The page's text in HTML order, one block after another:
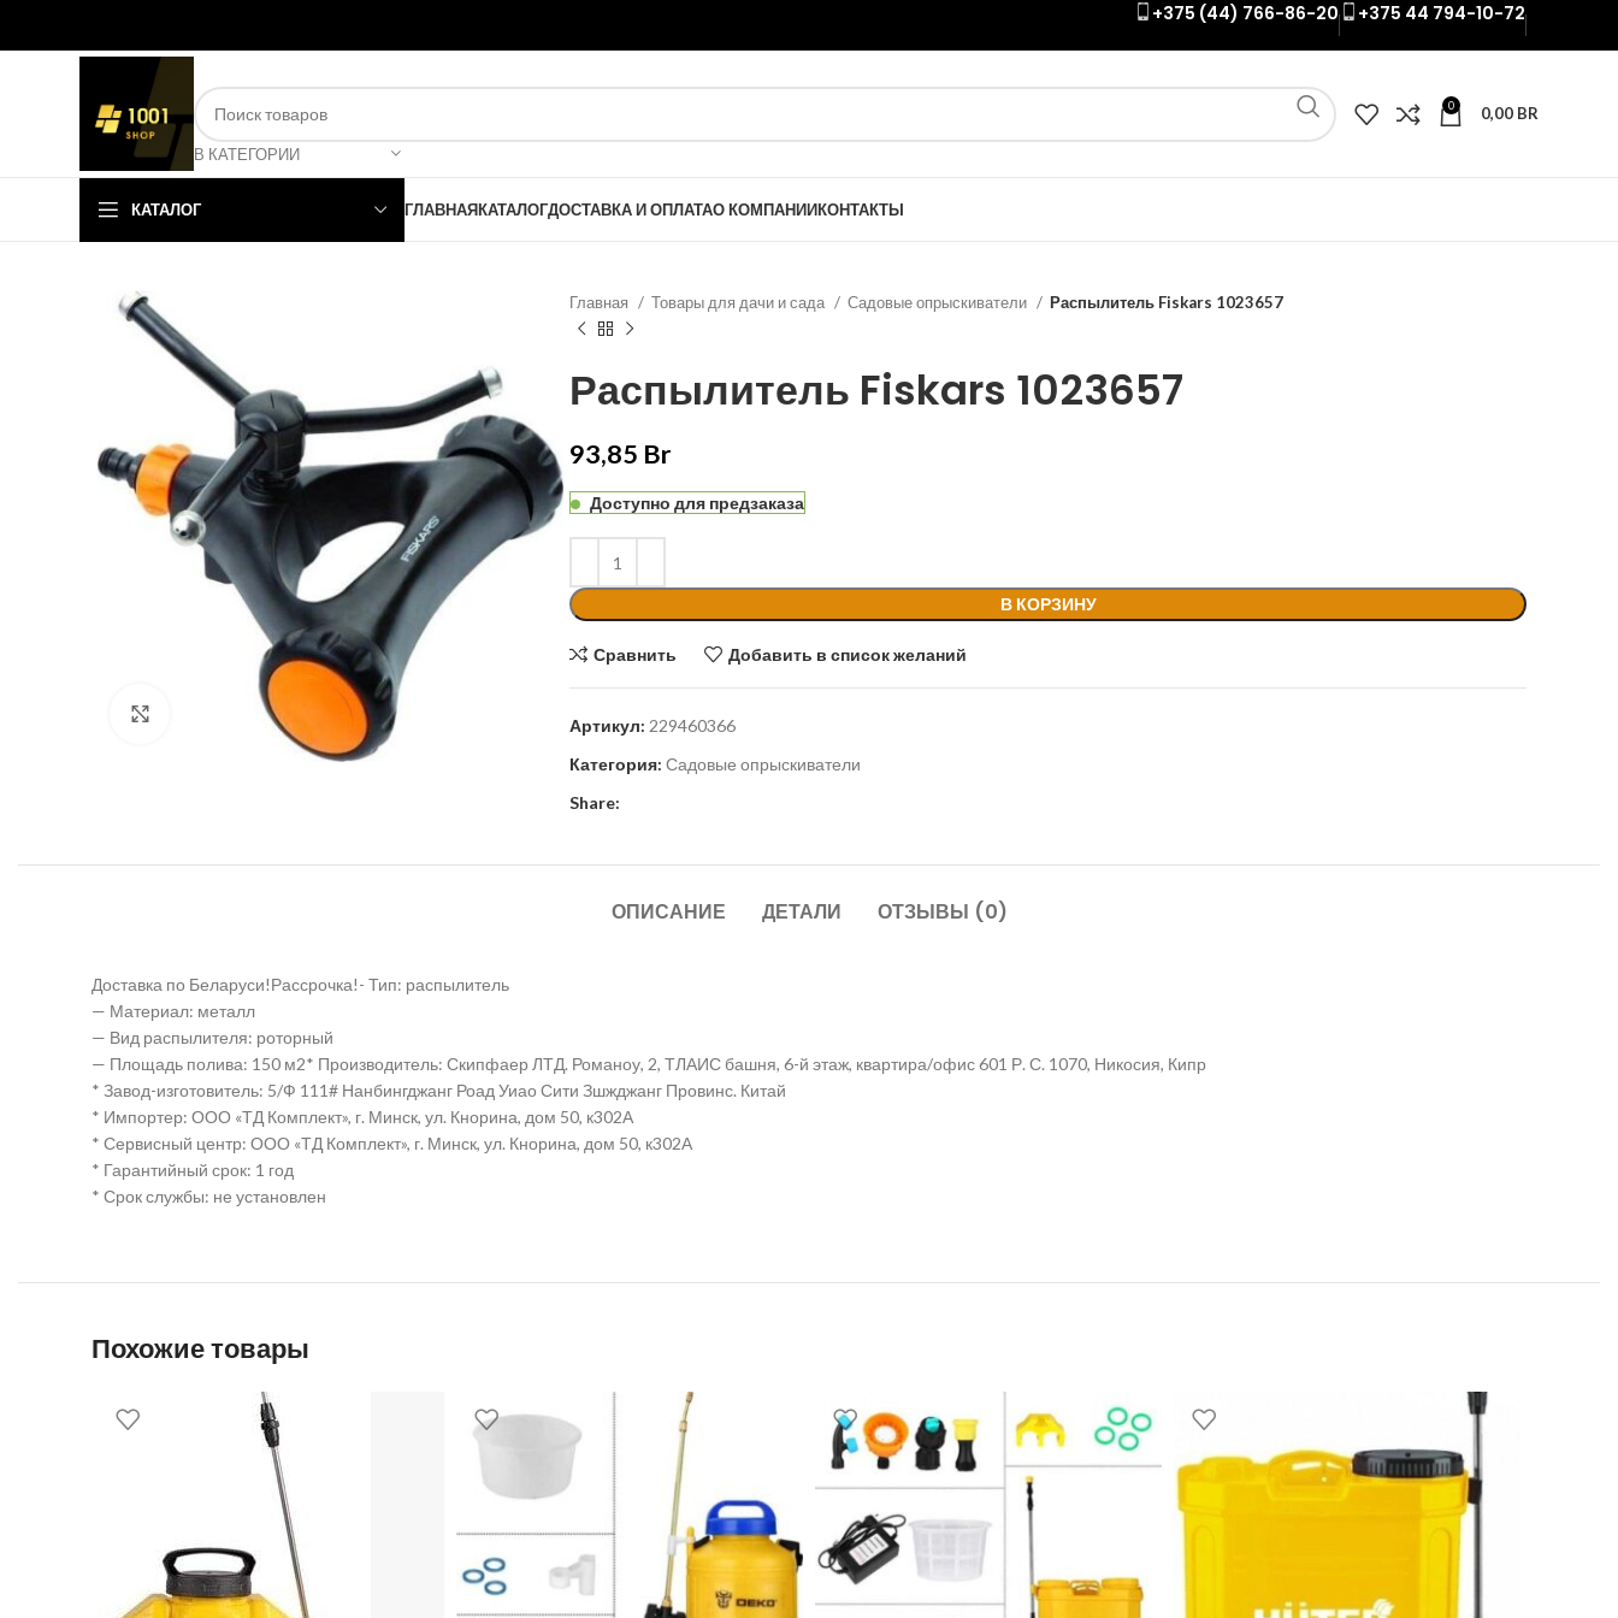
+375 (44) 766-86-20 +375 44 794-10-72
В КАТЕГОРИИ
0 0,00 BR
КАТАЛОГ ГЛАВНАЯКАТАЛОГДОСТАВКА И ОПЛАТАО КОМПАНИИКОНТАКТЫ
Нажмите, чтобы увеличить
Главная Товары для дачи и сада Садовые опрыскиватели Распылитель Fiskars 1023657
Распылитель Fiskars 1023657
93,85 Br
Доступно для предзаказа
В КОРЗИНУ
Сравнить Добавить в список желаний
Артикул: 229460366
Категория: Садовые опрыскиватели
Share:
ОПИСАНИЕ ДЕТАЛИ ОТЗЫВЫ (0)
Доставка по Беларуси!Рассрочка!- Тип: распылитель
— Материал: металл
— Вид распылителя: роторный
— Площадь полива: 150 м2* Производитель: Скипфаер ЛТД. Романоу, 2, ТЛАИС башня, 6-й этаж, квартира/офис 601 Р. С. 1070, Никосия, Кипр
* Завод-изготовитель: 5/Ф 111# Нанбингджанг Роад Уиао Сити Зшжджанг Провинс. Китай
* Импортер: ООО «ТД Комплект», г. Минск, ул. Кнорина, дом 50, к302А
* Сервисный центр: ООО «ТД Комплект», г. Минск, ул. Кнорина, дом 50, к302А
* Гарантийный срок: 1 год
* Срок службы: не установлен
Похожие товары